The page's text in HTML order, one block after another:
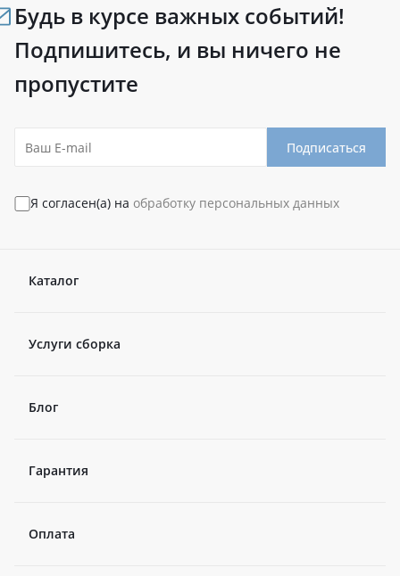
Будь в курсе важных событий!
Подпишитесь, и вы ничего не
пропустите
Подписаться
Я согласен(а) на обработку персональных данных
Каталог
Услуги сборка
Блог
Гарантия
Оплата